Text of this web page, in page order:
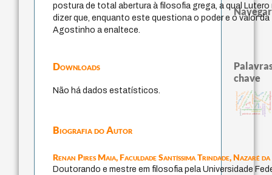
postura de total abertura à filosofia grega, a qual Lutero
dizer que, enquanto este questiona o poder e o valor
Agostinho a enaltece.
Downloads
Não há dados estatísticos.
Biografia do Autor
Renan Pires Maia,Faculdade Santíssima Trindade, Nazaré
Doutorando e mestre em filosofia pela Universidade
Navegar
chave
fundamentalismo
jacobi
protágoras
experiência temporal
metafísica do tempo
género idade intolerância
history of philosophy
identidade nacional filosofias indígenas
j.c.m. neto
palavra
perdón
leyes
violencia
logos
pedagogia
lei acquaintance
desejo
sacrifício bataille
mind animais
prácticas artísticas